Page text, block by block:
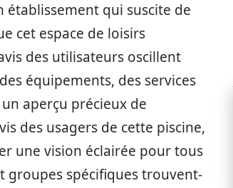
établissement qui suscite de
cet espace de loisirs
des utilisateurs oscillent
équipements, des services
aperçu précieux de
des usagers de cette piscine,
une vision éclairée pour tous
groupes spécifiques trouvent-